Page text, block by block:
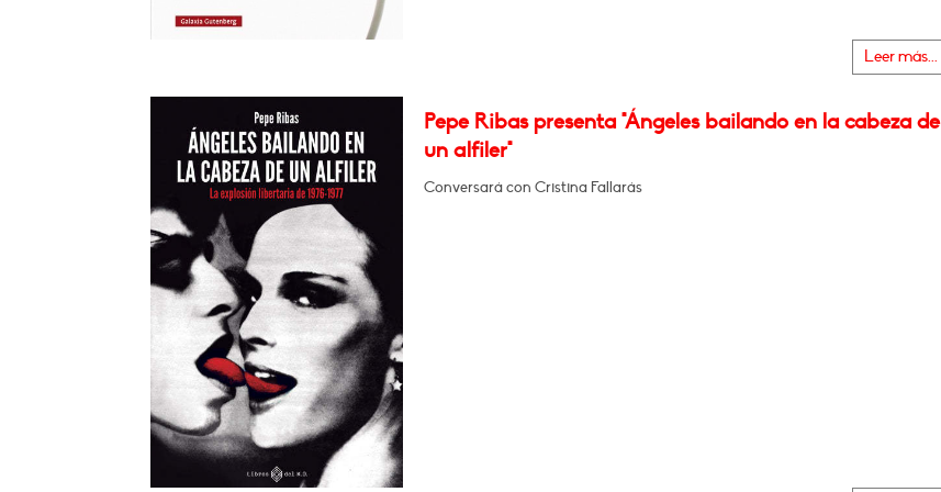
Leer más...
Pepe Ribas presenta "Ángeles bailando en la cabeza de
un alfiler"
Conversará con Cristina Fallarás